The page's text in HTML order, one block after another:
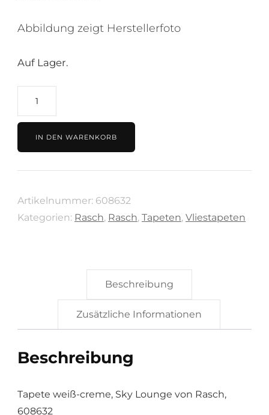
Abbildung zeigt Herstellerfoto
Auf Lager.
weiß-
creme,
Sky
Lounge
Rasch,
608632
IN DEN WARENKORB
Artikelnummer: 608632
Kategorien: Rasch, Rasch, Tapeten, Vliestapeten
Beschreibung
Zusätzliche Informationen
Beschreibung
Tapete weiß-creme, Sky Lounge von Rasch,
608632